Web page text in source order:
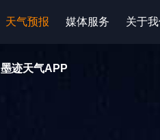
天气预报 媒体服务 关于
墨迹天气APP